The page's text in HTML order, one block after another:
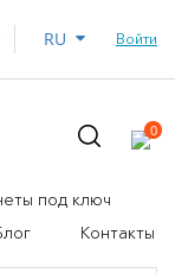
Войти
под ключ
Контакты
0